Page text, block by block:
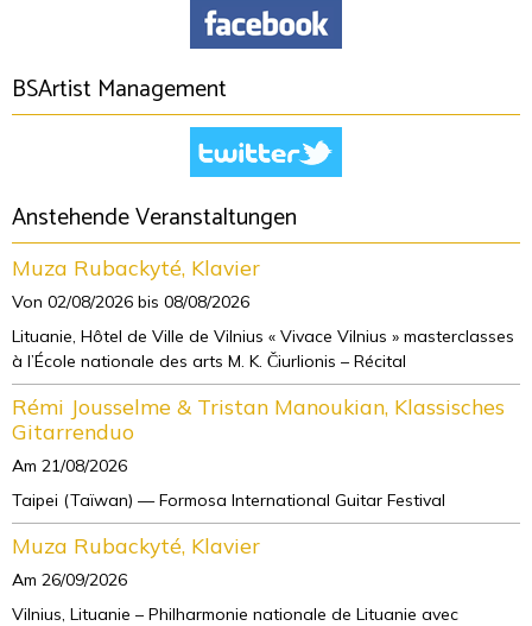
BSArtist Management
Anstehende Veranstaltungen
Muza Rubackyté, Klavier
Von 02/08/2026 bis 08/08/2026
Lituanie, Hôtel de Ville de Vilnius « Vivace Vilnius » masterclasses
à l’École nationale des arts M. K. Čiurlionis – Récital
Rémi Jousselme & Tristan Manoukian, Klassisches
Gitarrenduo
Am 21/08/2026
Taipei (Taïwan) — Formosa International Guitar Festival
Muza Rubackyté, Klavier
Am 26/09/2026
Vilnius, Lituanie – Philharmonie nationale de Lituanie avec